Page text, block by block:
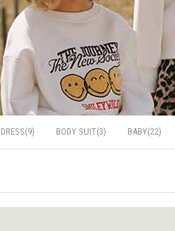
DRESS(9) BODY SUIT(3) BABY(22)